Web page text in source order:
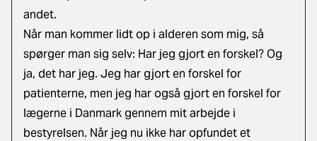
andet.
Når man kommer lidt op i alderen som mig, så
spørger man sig selv: Har jeg gjort en forskel? Og
ja, det har jeg. Jeg har gjort en forskel for
patienterne, men jeg har også gjort en forskel for
lægerne i Danmark gennem mit arbejde i
bestyrelsen. Når jeg nu ikke har opfundet et